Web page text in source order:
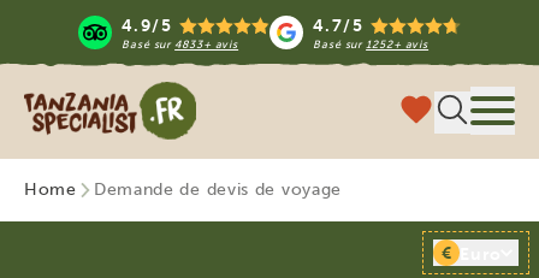
4.9/5
Basé sur 4833+ avis
4.7/5
Basé sur1252+ avis
Tanzania Specialist
Home Demande de devis de voyage
€